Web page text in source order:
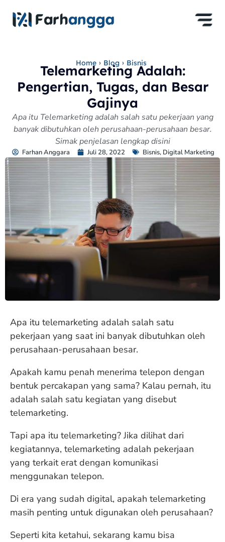
Home › Blog › Bisnis
Telemarketing Adalah:
Pengertian, Tugas, dan Besar
Gajinya
Apa itu Telemarketing adalah salah satu pekerjaan yang
banyak dibutuhkan oleh perusahaan-perusahaan besar.
Simak penjelasan lengkap disini
Farhan Anggara Juli 28, 2022 Bisnis, Digital Marketing
Apa itu telemarketing adalah salah satu
pekerjaan yang saat ini banyak dibutuhkan oleh
perusahaan-perusahaan besar.
Apakah kamu penah menerima telepon dengan
bentuk percakapan yang sama? Kalau pernah, itu
adalah salah satu kegiatan yang disebut
telemarketing.
Tapi apa itu telemarketing? Jika dilihat dari
kegiatannya, telemarketing adalah pekerjaan
yang terkait erat dengan komunikasi
menggunakan telepon.
Di era yang sudah digital, apakah telemarketing
masih penting untuk digunakan oleh perusahaan?
Seperti kita ketahui, sekarang kamu bisa